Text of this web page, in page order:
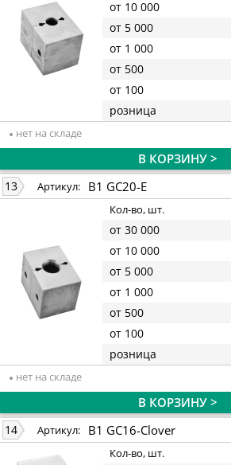
от 10 000
от 5 000
от 1 000
от 500
от 100
розница
нет на складе
В КОРЗИНУ >
13 Артикул: B1 GC20-E
Кол-во, шт.
от 30 000
от 10 000
от 5 000
от 1 000
от 500
от 100
розница
нет на складе
В КОРЗИНУ >
14 Артикул: B1 GC16-Clover
Кол-во, шт.